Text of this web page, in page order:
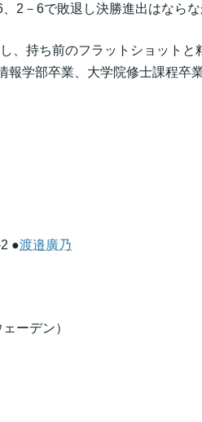
2－6で敗退し決勝進出はならな
、持ち前のフラットショットと
学部卒業、大学院修士課程卒
●渡邉廣乃
ーデン）